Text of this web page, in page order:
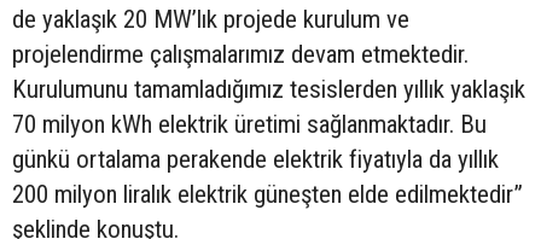
de yaklaşık 20 MW’lık projede kurulum ve
projelendirme çalışmalarımız devam etmektedir.
Kurulumunu tamamladığımız tesislerden yıllık yaklaşık
70 milyon kWh elektrik üretimi sağlanmaktadır. Bu
günkü ortalama perakende elektrik fiyatıyla da yıllık
200 milyon liralık elektrik güneşten elde edilmektedir”
şeklinde konuştu.